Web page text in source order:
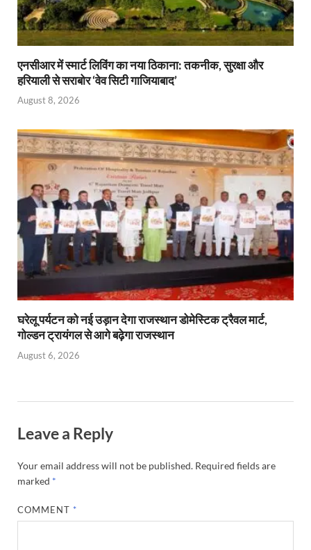
एनसीआर में स्मार्ट लिविंग का नया ठिकाना: तकनीक, सुरक्षा और
हरियाली से सराबोर ‘वेव सिटी गाजियाबाद’
August 8, 2026
घरेलू पर्यटन को नई उड़ान देगा राजस्थान डोमेस्टिक ट्रैवल मार्ट,
गोल्डन ट्रायंगल से आगे बढ़ेगा राजस्थान
August 6, 2026
Leave a Reply
Your email address will not be published. Required fields are
marked *
COMMENT *